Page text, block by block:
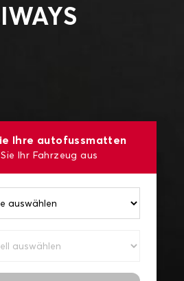
Ihre autofussmatten
Ihr Fahrzeug aus